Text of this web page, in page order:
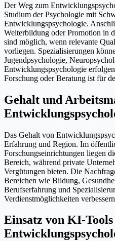
Der Weg zum
Studium der Psychologie mit
Entwicklungspsychologie.
Weiterbildung oder Promotion in
sind möglich, wenn relevante
vorliegen. Spezialisierungen
Jugendpsychologie,
Entwicklungspsychologie
Forschung oder Beratung ist für
Gehalt und
Das Gehalt von
Erfahrung und Region. Im
Forschungseinrichtungen liegen
Bereich, während private
Vergütungen bieten. Die
Bereichen wie Bildung,
Berufserfahrung und
Verdienstmöglichkeiten
Einsatz von KI-